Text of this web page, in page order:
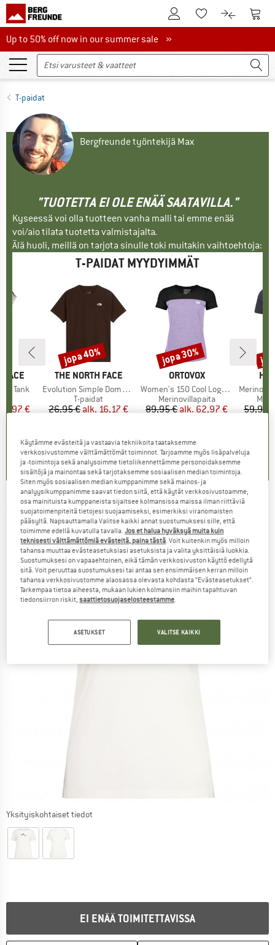
Tästä asiakastililleTästä toivelistalle.
Tästä
Up to 50% off now in our summer sale
Up to 50% off now in our summer sale »
T-paidat
Bergfreunde työntekijä Max
"TUOTETTA EI OLE ENÄÄ SAATAVILLA."
Kyseessä voi olla tuotteen vanha malli tai emme enää
voi/aio tilata tuotetta valmistajalta.
Älä huoli, meillä on tarjota sinulle toki muitakin vaihtoehtoja:
T-PAIDAT MYYDYIMMÄT
FACE
Tank
hinta
27,97 €
)
MERKKI
THE NORTH FACE
Tuote
Evolution Simple Dome Short Sleeve
Tuoteryhmä
T-paidat
Hinta
26,95 € Alennettu hinta
alk. 16,17 €
4,8(8)
Alennus
jopa 40%
MERKKI
ORTOVOX
Tuote
Women's 150 Cool Logo T-Shirt
Tuoteryhmä
Merinovillapaita
Hinta
89,95 € Alennettu hinta
alk. 62,97 €
4,7
Alennus
jopa 30%
Tuote
MerinoMix150
59,95 €
MALOJA -Women's ChapieuxM. - T-paidat
(0)
Yksityiskohtaiset tiedot
EI ENÄÄ TOIMITETTAVISSA
Käytämme evästeitä ja vastaavia tekniikoita taataksemme
verkkosivustomme välttämättömät toiminnot. Tarjoamme myös lisäpalveluja
ja -toimintoja sekä analysoimme tietoliikennettämme personoidaksemme
sisältöjä ja mainontaa sekä tarjotaksemme sosiaalisen median toimintoja.
Siten myös sosiaalisen median kumppanimme sekä mainos- ja
analyysikumppanimme saavat tiedon siitä, että käytät verkkosivustoamme;
osa mainituista kumppaneista sijaitsee kolmansissa maissa ilman riittäviä
suojatoimenpiteitä tietojesi suojaamiseksi, esimerkiksi viranomaisten
pääsyltä. Napsauttamalla Valitse kaikki annat suostumuksesi sille, että
toimimme edellä kuvatulla tavalla.Jos et halua hyväksyä muita kuin
teknisesti välttämättömiä evästeitä, paina tästä . Voit kuitenkin myös milloin
tahansa muuttaa evästeasetuksiasi asetuksista ja valita yksittäisiä luokkia.
Suostumuksesi on vapaaehtoinen, eikä tämän verkkosivuston käyttö edellytä
sitä. Voit peruuttaa suostumuksesi tai antaa sen ensimmäisen kerran milloin
tahansa verkkosivustomme alaosassa olevasta kohdasta ”Evästeasetukset”.
Tarkempaa tietoa aiheesta, mukaan lukien kolmansiin maihin tapahtuvan
tiedonsiirron riskit,saattietosuojaselosteestamme
ASETUKSET VALITSE KAIKKI